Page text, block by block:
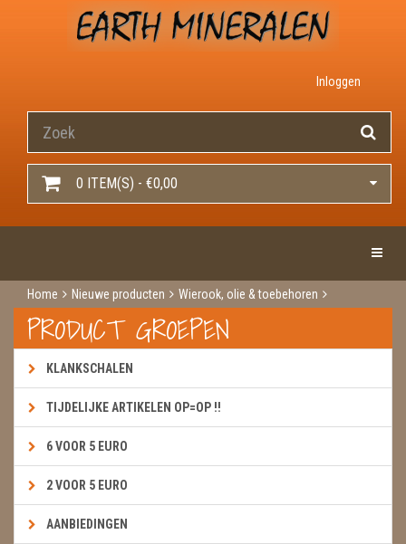
Inloggen
0 ITEM(S) - €0,00
Home Nieuwe producten
Wierook, olie & toebehoren
Wierook
White magic
PRODUCT GROEPEN
KLANKSCHALEN
TIJDELIJKE ARTIKELEN OP=OP !!
6 VOOR 5 EURO
2 VOOR 5 EURO
AANBIEDINGEN